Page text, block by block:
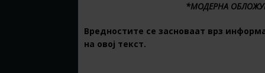
*МОДЕРНА
Вредностите се засноваат врз
на овој текст.